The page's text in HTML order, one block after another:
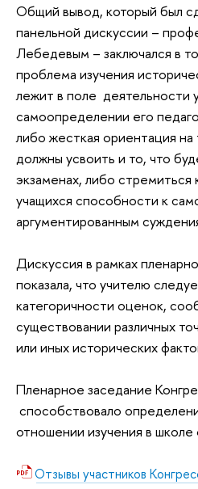
Общий вывод, который был
панельной дискуссии –
Лебедевым – заключался в
проблема изучения
лежит в поле деятельности
самоопределении его
либо жесткая ориентация на
должны усвоить и то, что
экзаменах, либо
учащихся способности к
аргументированным
Дискуссия в рамках
показала, что учителю
категоричности оценок,
существовании различных
или иных исторических
Пленарное заседание
способствовало
отношении изучения в
Отзывы участников